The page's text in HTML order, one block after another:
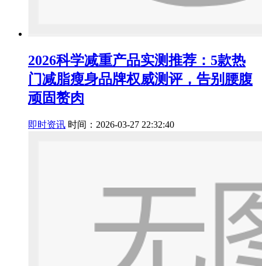
2026科学减重产品实测推荐：5款热
门减脂瘦身品牌权威测评，告别腰腹
顽固赘肉
即时资讯 时间：2026-03-27 22:32:40